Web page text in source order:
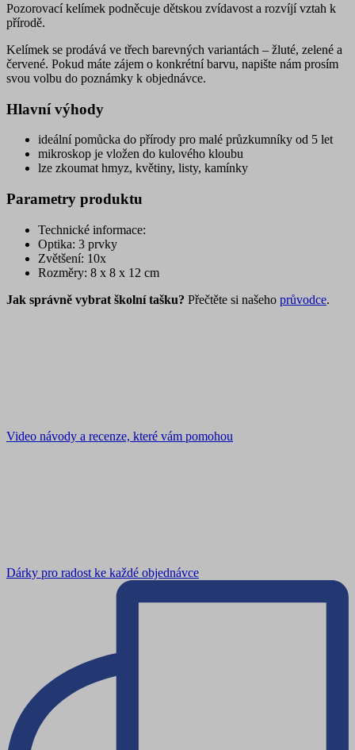
Pozorovací kelímek podněcuje dětskou zvídavost a rozvíjí vztah k
přírodě.
Kelímek se prodává ve třech barevných variantách – žluté, zelené a
červené. Pokud máte zájem o konkrétní barvu, napište nám prosím
svou volbu do poznámky k objednávce.
Hlavní výhody
ideální pomůcka do přírody pro malé průzkumníky od 5 let
mikroskop je vložen do kulového kloubu
lze zkoumat hmyz, květiny, listy, kamínky
Parametry produktu
Technické informace:
Optika: 3 prvky
Zvětšení: 10x
Rozměry: 8 x 8 x 12 cm
Jak správně vybrat školní tašku? Přečtěte si našeho průvodce.
Video návody a recenze, které vám pomohou
Dárky pro radost ke každé objednávce